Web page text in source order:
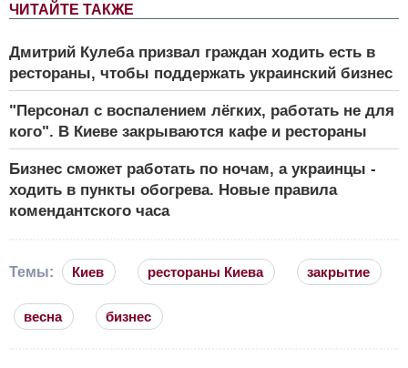
ЧИТАЙТЕ ТАКЖЕ
Дмитрий Кулеба призвал граждан ходить есть в
рестораны, чтобы поддержать украинский бизнес
"Персонал с воспалением лёгких, работать не для
кого". В Киеве закрываются кафе и рестораны
Бизнес сможет работать по ночам, а украинцы -
ходить в пункты обогрева. Новые правила
комендантского часа
Темы: Киев рестораны Киева закрытие
весна бизнес